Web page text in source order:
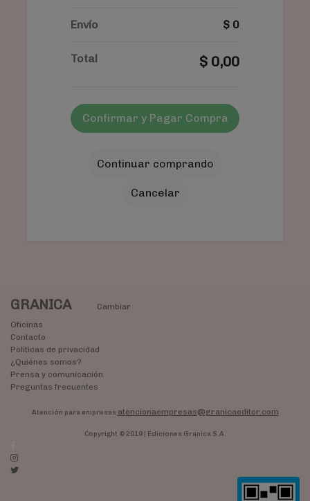
Envío $ 0
Total $ 0,00
Confirmar y Pagar Compra
Continuar comprando
Cancelar
GRANICA
Cambiar
Oficinas
Contacto
Políticas de privacidad
¿Quiénes somos?
Prensa y comunicación
Preguntas frecuentes
Atención para empresas atencionaempresas@granicaeditor.com
Copyright © 2019 | Ediciones Granica S.A.